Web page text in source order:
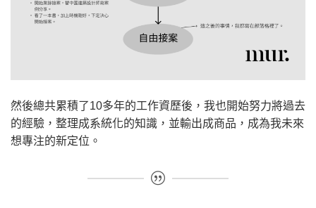
然後總共累積了10多年的工作資歷後，我也開始努力將過去
的經驗，整理成系統化的知識，並輸出成商品，成為我未來
想專注的新定位。